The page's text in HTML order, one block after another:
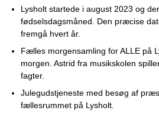
Lysholt startede i august 2023 og
fødselsdagsmåned. Den præcise
fremgå hvert år.
Fælles morgensamling for ALLE på
morgen. Astrid fra musikskolen
fagter.
Julegudstjeneste med besøg af
fællesrummet på Lysholt.